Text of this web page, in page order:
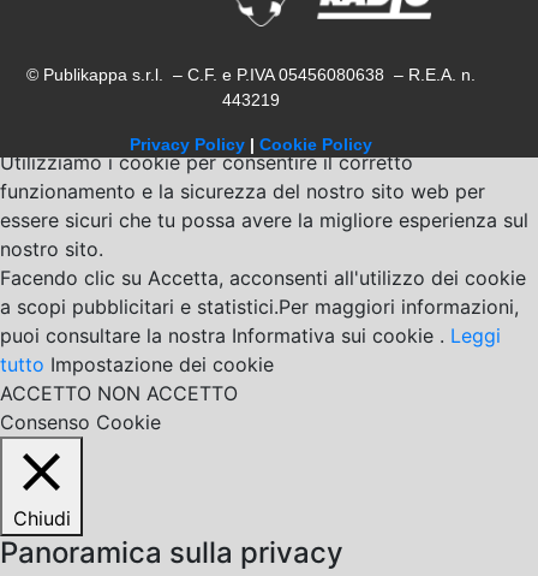
© Publikappa s.r.l. – C.F. e P.IVA 05456080638 – R.E.A. n.
443219
Privacy Policy | Cookie Policy
Utilizziamo i cookie per consentire il corretto
funzionamento e la sicurezza del nostro sito web per
essere sicuri che tu possa avere la migliore esperienza sul
nostro sito.
Facendo clic su Accetta, acconsenti all'utilizzo dei cookie
a scopi pubblicitari e statistici.Per maggiori informazioni,
puoi consultare la nostra Informativa sui cookie . Leggi
tutto Impostazione dei cookie
ACCETTO NON ACCETTO
Consenso Cookie
Chiudi
Panoramica sulla privacy